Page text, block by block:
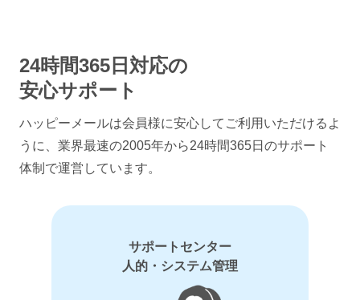
24時間365日対応の
安心サポート
ハッピーメールは会員様に安心してご利用いただけるよ
うに、 業界最速の2005年から24時間365日のサポート
体制で運営しています。
サポートセンター
人的・システム管理